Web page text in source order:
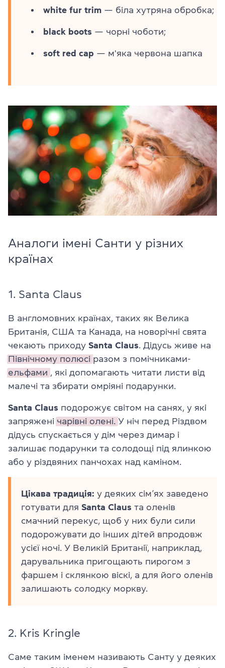
white fur trim — біла хутряна обробка;
black boots — чорні чоботи;
soft red cap — м'яка червона шапка
Аналоги імені Санти у різних
країнах
1. Santa Claus
В англомовних країнах, таких як Велика
Британія, США та Канада, на новорічні свята
чекають приходу Santa Claus . Дідусь живе на
Північному полюсі разом з помічниками-
ельфами
, які допомагають читати листи від
малечі та збирати омріяні подарунки.
Santa Claus подорожує світом на санях, у які
запряжені чарівні олені. У ніч перед Різдвом
дідусь спускається у дім через димар і
залишає подарунки та солодощі під ялинкою
або у різдвяних панчохах над каміном.
Цікава традиція: у деяких сім’ях заведено
готувати для Santa Claus та оленів
смачний перекус, щоб у них були сили
подорожувати до інших дітей впродовж
усієї ночі. У Великій Британії, наприклад,
дарувальника пригощають пирогом з
фаршем і склянкою віскі, а для його оленів
залишають солодку моркву.
2. Kris Kringle
Саме таким іменем називають Санту у деяких